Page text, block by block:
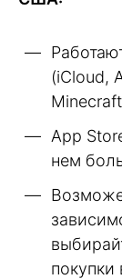
(iCloud,
App
нем